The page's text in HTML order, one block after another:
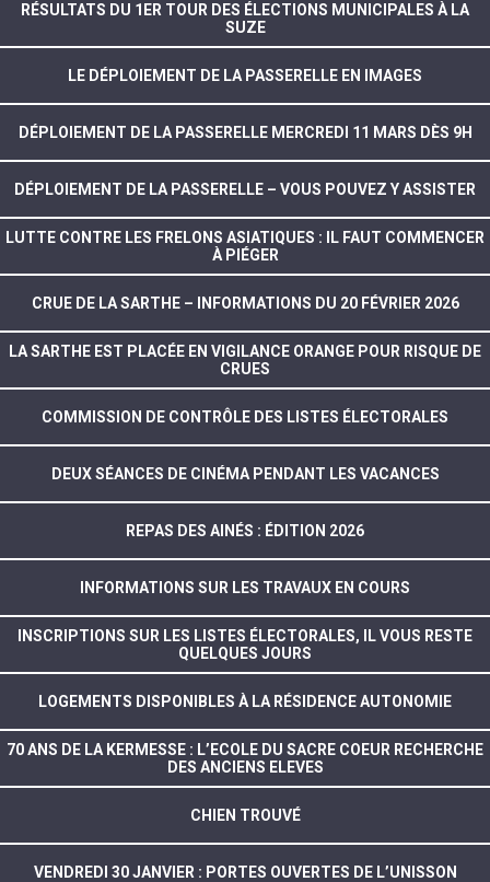
RÉSULTATS DU 1ER TOUR DES ÉLECTIONS MUNICIPALES À LA
SUZE
LE DÉPLOIEMENT DE LA PASSERELLE EN IMAGES
DÉPLOIEMENT DE LA PASSERELLE MERCREDI 11 MARS DÈS 9H
DÉPLOIEMENT DE LA PASSERELLE – VOUS POUVEZ Y ASSISTER
LUTTE CONTRE LES FRELONS ASIATIQUES : IL FAUT COMMENCER
À PIÉGER
CRUE DE LA SARTHE – INFORMATIONS DU 20 FÉVRIER 2026
LA SARTHE EST PLACÉE EN VIGILANCE ORANGE POUR RISQUE DE
CRUES
COMMISSION DE CONTRÔLE DES LISTES ÉLECTORALES
DEUX SÉANCES DE CINÉMA PENDANT LES VACANCES
REPAS DES AINÉS : ÉDITION 2026
INFORMATIONS SUR LES TRAVAUX EN COURS
INSCRIPTIONS SUR LES LISTES ÉLECTORALES, IL VOUS RESTE
QUELQUES JOURS
LOGEMENTS DISPONIBLES À LA RÉSIDENCE AUTONOMIE
70 ANS DE LA KERMESSE : L’ECOLE DU SACRE COEUR RECHERCHE
DES ANCIENS ELEVES
CHIEN TROUVÉ
VENDREDI 30 JANVIER : PORTES OUVERTES DE L’UNISSON